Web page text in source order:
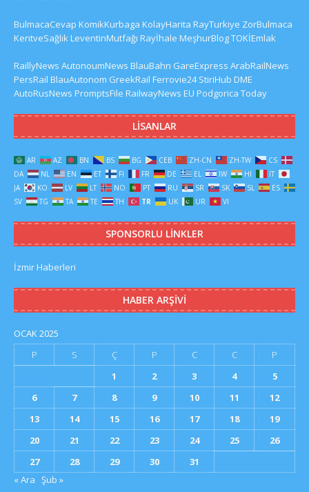
BulmacaCevap KomikKurbaga KolayHarita RayTurkiye ZorBulmaca
KentveSağlıkLeventinMutfağı Rayİhale MeşhurBlogTOKİEmlak
RaillyNews AutonoumNews BlauBahn GareExpress ArabRailNews
PersRail BlauAutonom GreekRail Ferrovie24 StiriHub DME
AutoRusNews PromptsFile RailwayNews EU Podgorica Today
LISANLAR
AR AZ BN BS BG CEB ZH-CN ZH-TW
CS
DA
NL EN ET FI FR DE EL IW HI
IT
JA
KO LV LT NO PT RU SR SK SL
ES
SV
TG TA TE TH TR UK UR VI
SPONSORLU LINKLER
İzmir Haberleri
HABER ARŞIVI
OCAK 2025
P
S Ç P C C
P
1
2 3 4
5
6
7 8 9 10 11
12
13
14 15 16 17 18
19
20
21 22 23 24 25
26
27
28 29 30
31
« Ara Şub »